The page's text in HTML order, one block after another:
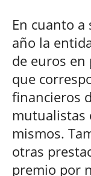
En cuanto a
año la
de euros en
que
financieros
mutualistas
mismos.
otras
premio por